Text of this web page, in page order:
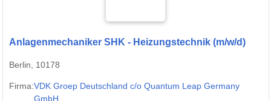
Anlagenmechaniker SHK - Heizungstechnik (m/w/d)
Berlin, 10178
Firma:VDK Groep Deutschland c/o Quantum Leap Germany
GmbH